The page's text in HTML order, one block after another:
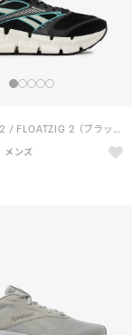
フロートジグ 2 / FLOATZIG 2 （ブラック/ターコイズ）